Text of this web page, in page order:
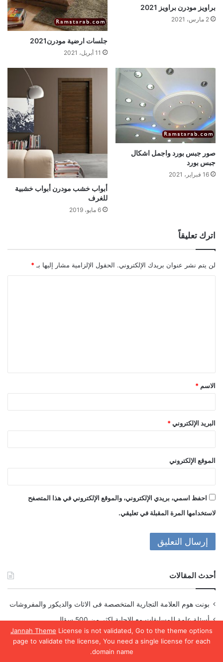
Jannah Theme License is not validated, Go to the theme options
page to validate the license, You need a single license for each
domain name.
براويز مودرن براويز 2021
2 مارس، 2021
جلسات ارضية مودرن2021
11 أبريل، 2021
صور جبس بورد واجمل اشكال
جبس بورد
16 فبراير، 2021
أبواب خشب مودرن أبواب خشبية
للغرف
6 مايو، 2019
اترك تعليقاً
لن يتم نشر عنوان بريدك الإلكتروني. الحقول الإلزامية مشار إليها بـ *
ق
*
الاسم *
البريد الإلكتروني *
الموقع الإلكتروني
احفظ اسمي، بريدي الإلكتروني، والموقع الإلكتروني في هذا المتصفح
لاستخدامها المرة المقبلة في تعليقي.
أحدث المقالات
بونت هوم العلامة التجارية المتخصصة فى الاثاث والديكور والمفروشات
أسئلة عامة للمسابقات مع الاجابة اكثر من 500 سؤال
اسماء بنات اسلامية لها معنى جميل
أسئلة صراحة محرجة للبنات والشباب 2023